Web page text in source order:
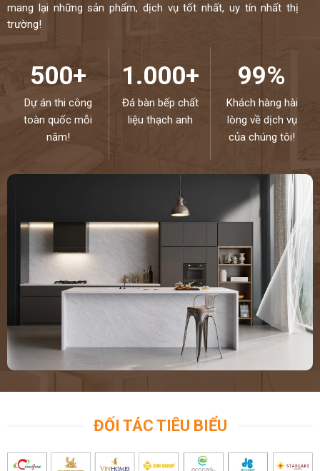
Đá nhân tạo solid surface S028
Hay phổ biến nhất là tủ bếp……
Kích thước:
Độ dày: 12mm
Đá nhân tạo Hi-mac (đá Solid Surface) là vật liệu mang những đặc
tính ưu việt, rất thích hợp cho các công trình manh xu hướng hiện
đại. HI-MACS được thiết kế độc đáo, đảm bảo giá trị thẩm mỹ, sang
(Nhôm hydroxit), 30% Methyl Methacrylate và khoảng 10% Poly
mang lại những sản phẩm, dịch vụ tốt nhất, uy tín nhất thị
trường!
500+
Dự án thi công
toàn quốc mỗi
năm!
1.000+
Đá bàn bếp chất
liệu thạch anh
99%
Khách hàng hài
lòng về dịch vụ
của chúng tôi!
ĐỐI TÁC TIÊU BIỂU